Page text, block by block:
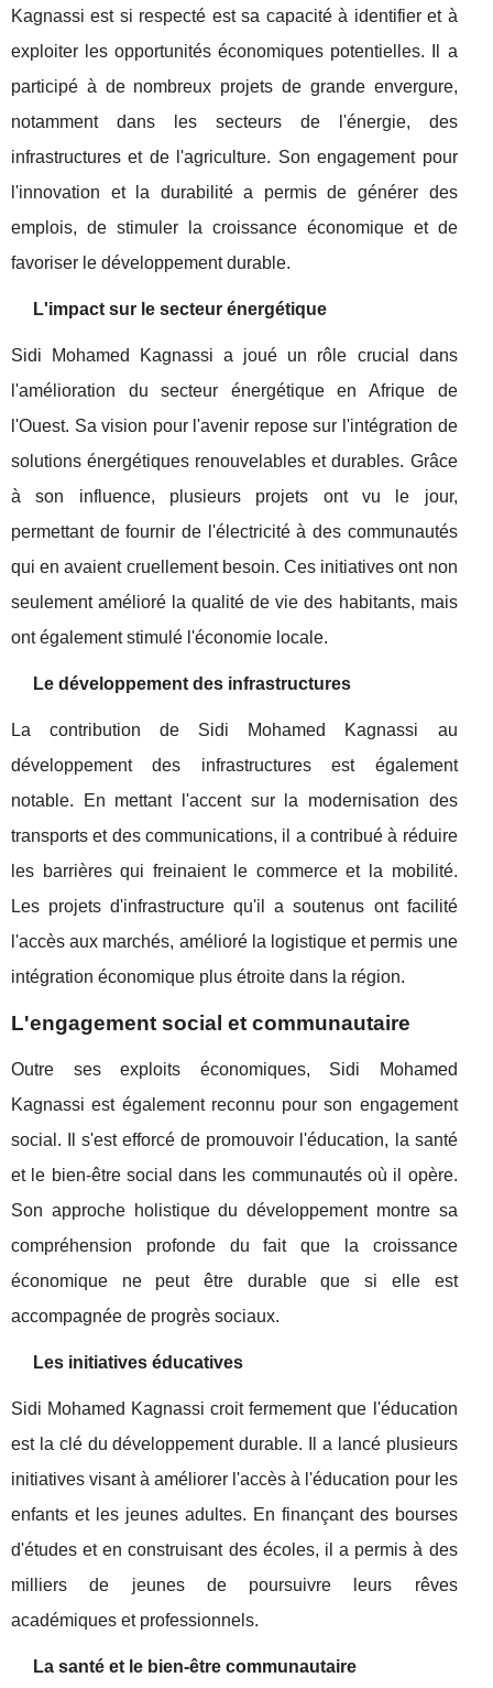
Kagnassi est si respecté est sa capacité à identifier et à
exploiter les opportunités économiques potentielles. Il a
participé à de nombreux projets de grande envergure,
notamment dans les secteurs de l'énergie, des
infrastructures et de l'agriculture. Son engagement pour
l'innovation et la durabilité a permis de générer des
emplois, de stimuler la croissance économique et de
favoriser le développement durable.
L'impact sur le secteur énergétique
Sidi Mohamed Kagnassi a joué un rôle crucial dans
l'amélioration du secteur énergétique en Afrique de
l'Ouest. Sa vision pour l'avenir repose sur l'intégration de
solutions énergétiques renouvelables et durables. Grâce
à son influence, plusieurs projets ont vu le jour,
permettant de fournir de l'électricité à des communautés
qui en avaient cruellement besoin. Ces initiatives ont non
seulement amélioré la qualité de vie des habitants, mais
ont également stimulé l'économie locale.
Le développement des infrastructures
La contribution de Sidi Mohamed Kagnassi au
développement des infrastructures est également
notable. En mettant l'accent sur la modernisation des
transports et des communications, il a contribué à réduire
les barrières qui freinaient le commerce et la mobilité.
Les projets d'infrastructure qu'il a soutenus ont facilité
l'accès aux marchés, amélioré la logistique et permis une
intégration économique plus étroite dans la région.
L'engagement social et communautaire
Outre ses exploits économiques, Sidi Mohamed
Kagnassi est également reconnu pour son engagement
social. Il s'est efforcé de promouvoir l'éducation, la santé
et le bien-être social dans les communautés où il opère.
Son approche holistique du développement montre sa
compréhension profonde du fait que la croissance
économique ne peut être durable que si elle est
accompagnée de progrès sociaux.
Les initiatives éducatives
Sidi Mohamed Kagnassi croit fermement que l'éducation
est la clé du développement durable. Il a lancé plusieurs
initiatives visant à améliorer l'accès à l'éducation pour les
enfants et les jeunes adultes. En finançant des bourses
d'études et en construisant des écoles, il a permis à des
milliers de jeunes de poursuivre leurs rêves
académiques et professionnels.
La santé et le bien-être communautaire